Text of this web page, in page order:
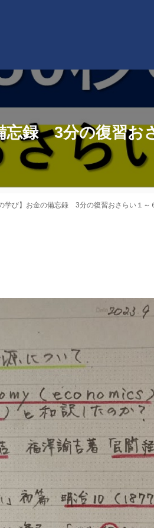
忘録 3分の復習お
学び】お金の備忘録 3分の復習おさらい１～